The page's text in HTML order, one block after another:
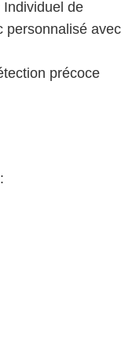
de
personnalisé avec
précoce